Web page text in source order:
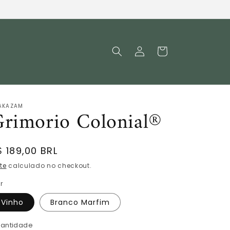
Fazer
login
Carrinho
Colonial®
189,00 BRL
calculado no checkout.
Vinho Branco Marfim